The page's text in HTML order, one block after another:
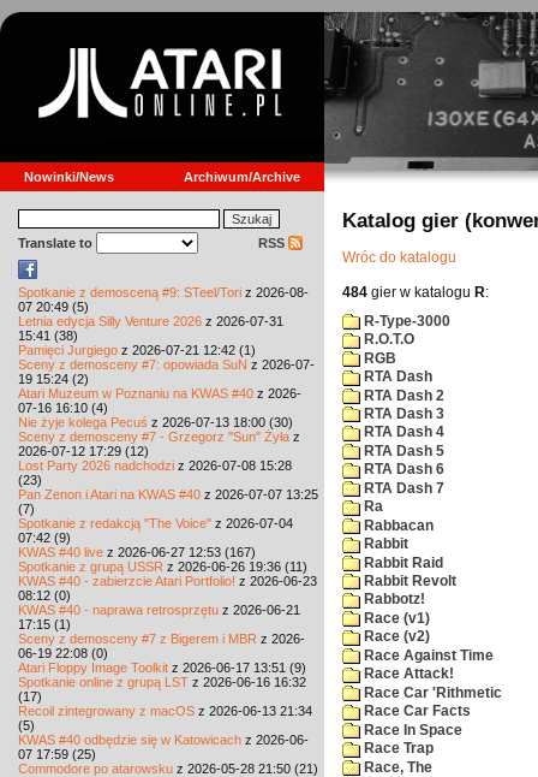
Nowinki/News Archiwum/Archive
Translate to RSS
Spotkanie z demosceną #9: STeel/Tori z 2026-08-
07 20:49 (5)
Letnia edycja Silly Venture 2026 z 2026-07-31
15:41 (38)
Pamięci Jurgiego z 2026-07-21 12:42 (1)
Sceny z demosceny #7: opowiada SuN z 2026-07-
19 15:24 (2)
Atari Muzeum w Poznaniu na KWAS #40 z 2026-
07-16 16:10 (4)
Nie żyje kolega Pecuś z 2026-07-13 18:00 (30)
Sceny z demosceny #7 - Grzegorz "Sun" Żyła z
2026-07-12 17:29 (12)
Lost Party 2026 nadchodzi z 2026-07-08 15:28
(23)
Pan Zenon i Atari na KWAS #40 z 2026-07-07 13:25
(7)
Spotkanie z redakcją "The Voice" z 2026-07-04
07:42 (9)
KWAS #40 live z 2026-06-27 12:53 (167)
Spotkanie z grupą USSR z 2026-06-26 19:36 (11)
KWAS #40 - zabierzcie Atari Portfolio! z 2026-06-23
08:12 (0)
KWAS #40 - naprawa retrosprzętu z 2026-06-21
17:15 (1)
Sceny z demosceny #7 z Bigerem i MBR z 2026-
06-19 22:08 (0)
Atari Floppy Image Toolkit z 2026-06-17 13:51 (9)
Spotkanie online z grupą LST z 2026-06-16 16:32
(17)
Recoil zintegrowany z macOS z 2026-06-13 21:34
(5)
KWAS #40 odbędzie się w Katowicach z 2026-06-
07 17:59 (25)
Commodore po atarowsku z 2026-05-28 21:50 (21)
Katalog gier
Wróc do katalogu
484 gier w katalogu R:
R-Type-3000
R.O.T.O
RGB
RTA Dash
RTA Dash 2
RTA Dash 3
RTA Dash 4
RTA Dash 5
RTA Dash 6
RTA Dash 7
Ra
Rabbacan
Rabbit
Rabbit Raid
Rabbit Revolt
Rabbotz!
Race (v1)
Race (v2)
Race Against Time
Race Attack!
Race Car 'Rithmetic
Race Car Facts
Race In Space
Race Trap
Race, The